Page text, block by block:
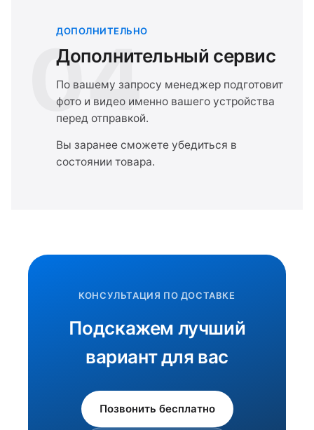
04
ДОПОЛНИТЕЛЬНО
Дополнительный сервис
По вашему запросу менеджер подготовит
фото и видео именно вашего устройства
перед отправкой.
Вы заранее сможете убедиться в
состоянии товара.
КОНСУЛЬТАЦИЯ ПО ДОСТАВКЕ
Подскажем лучший
вариант для вас
Позвонить бесплатно